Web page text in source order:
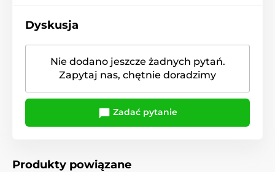
Dyskusja
Nie dodano jeszcze żadnych pytań.
Zapytaj nas, chętnie doradzimy
Zadać pytanie
Produkty powiązane